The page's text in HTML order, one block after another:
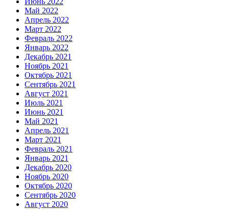
Май 2022
Апрель 2022
Март 2022
Февраль 2022
Январь 2022
Декабрь 2021
Ноябрь 2021
Октябрь 2021
Сентябрь 2021
Август 2021
Июль 2021
Июнь 2021
Май 2021
Апрель 2021
Март 2021
Февраль 2021
Январь 2021
Декабрь 2020
Ноябрь 2020
Октябрь 2020
Сентябрь 2020
Август 2020